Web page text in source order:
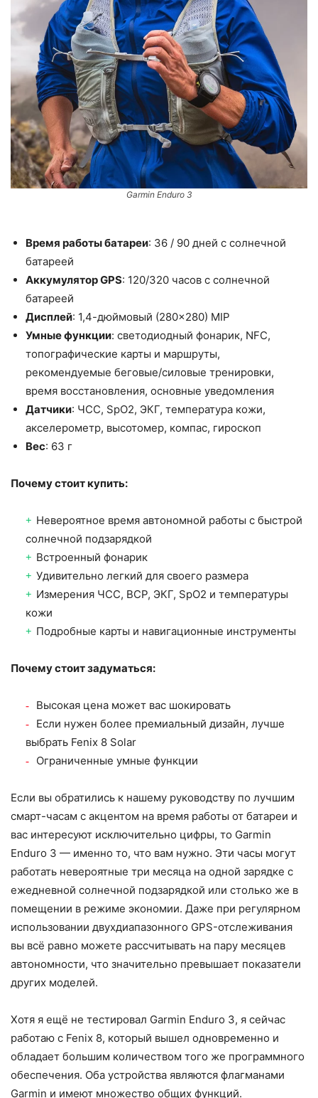
Garmin Enduro 3
Время работы батареи: 36 / 90 дней с солнечной
батареей
Аккумулятор GPS: 120/320 часов с солнечной
батареей
Дисплей: 1,4-дюймовый (280×280) MIP
Умные функции: светодиодный фонарик, NFC,
топографические карты и маршруты,
рекомендуемые беговые/силовые тренировки,
время восстановления, основные уведомления
Датчики: ЧСС, SpO2, ЭКГ, температура кожи,
акселерометр, высотомер, компас, гироскоп
Вес: 63 г
Почему стоит купить:
Невероятное время автономной работы с быстрой
солнечной подзарядкой
Встроенный фонарик
Удивительно легкий для своего размера
Измерения ЧСС, ВСР, ЭКГ, SpO2 и температуры
кожи
Подробные карты и навигационные инструменты
Почему стоит задуматься:
Высокая цена может вас шокировать
Если нужен более премиальный дизайн, лучше
выбрать Fenix 8 Solar
Ограниченные умные функции
Если вы обратились к нашему руководству по лучшим
смарт-часам с акцентом на время работы от батареи и
вас интересуют исключительно цифры, то Garmin
Enduro 3 — именно то, что вам нужно. Эти часы могут
работать невероятные три месяца на одной зарядке с
ежедневной солнечной подзарядкой или столько же в
помещении в режиме экономии. Даже при регулярном
использовании двухдиапазонного GPS-отслеживания
вы всё равно можете рассчитывать на пару месяцев
автономности, что значительно превышает показатели
других моделей.
Хотя я ещё не тестировал Garmin Enduro 3, я сейчас
работаю с Fenix 8, который вышел одновременно и
обладает большим количеством того же программного
обеспечения. Оба устройства являются флагманами
Garmin и имеют множество общих функций.